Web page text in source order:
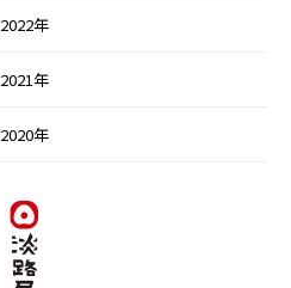
2022年
2021年
2020年